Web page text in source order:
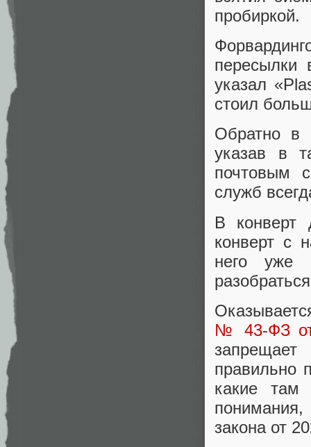
пробиркой.
пересылки
указал
стоил
Обратно в
указав в
почтовым
служб
В конверт
конверт с
него уже
№ 43-ФЗ от
правильно
какие
понимания,
закона от